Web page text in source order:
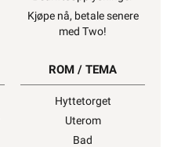
Kjøpe nå, betale senere
med Two!
ROM / TEMA
Hyttetorget
Uterom
Bad